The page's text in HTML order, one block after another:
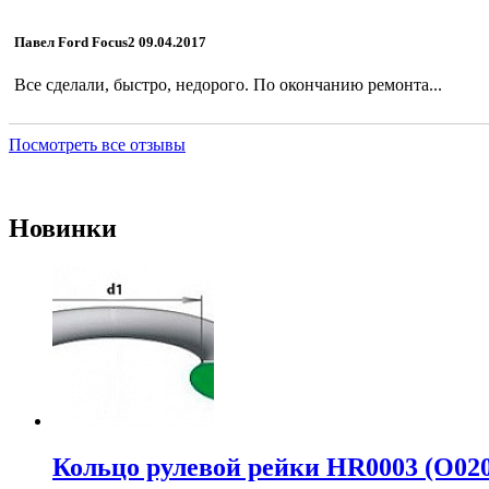
Павел Ford Focus2 09.04.2017
Все сделали, быстро, недорого. По окончанию ремонта...
Посмотреть все отзывы
Новинки
Кольцо рулевой рейки HR0003